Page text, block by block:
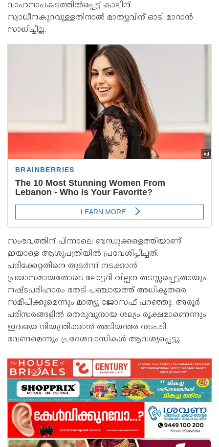
വാഹനാപകടത്തിൽപ്പെട്ട് കാലിന്
സ്വാധീനകുറവുള്ളതിനാൽ മാത്യുവിന് ഓടി മാറാൻ
സാധിച്ചില്ല.
സംഭവത്തിന് പിന്നാലെ ബന്ധുക്കളെത്തിയാണ്
ഇയാളെ ആശുപത്രിയിൽ പ്രവേശിപ്പിച്ചത്.
പരിക്കേറ്റതിനെ തുടർന്ന് നടക്കാൻ
പ്രയാസമായതോടെ ലോട്ടറി വില്പന തടസ്സപ്പെട്ടതായും
നഷ്ടപരിഹാരം തേടി പഞ്ചായത്ത് അധികൃതരെ
സമീപിക്കുമെന്നും മാത്യു ജോസഫ് പറഞ്ഞു. അരൂർ
പരിസരങ്ങളിൽ തെരുവുനായ ശല്യം രൂക്ഷമാണെന്നും
ഇവയെ നിയന്ത്രിക്കാൻ അടിയന്തര നടപടി
വേണമെന്നും പ്രദേശവാസികൾ ആവശ്യപ്പെട്ടു.